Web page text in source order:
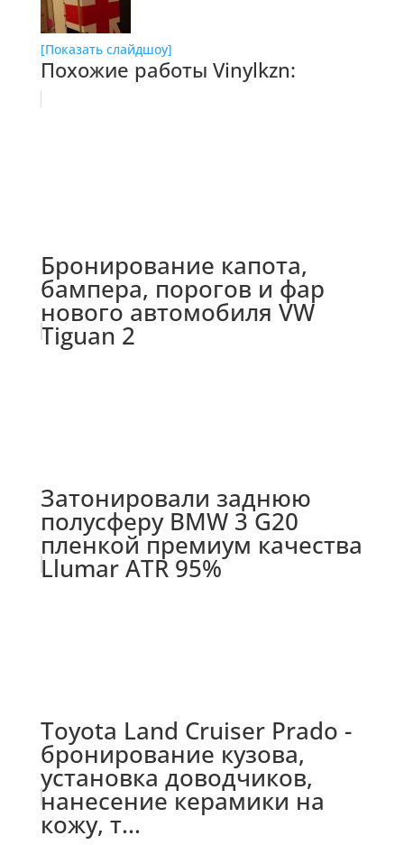
[Показать слайдшоу]
Похожие работы Vinylkzn:
Бронирование капота,
бампера, порогов и фар
нового автомобиля VW
Tiguan 2
Затонировали заднюю
полусферу BMW 3 G20
пленкой премиум качества
Llumar ATR 95%
Toyota Land Cruiser Prado -
бронирование кузова,
установка доводчиков,
нанесение керамики на
кожу, т...